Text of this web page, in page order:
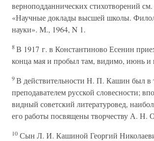
верноподданнических стихотворений
«Научные доклады высшей школы.
науки». М., 1964, N 1.
8В 1917 г. в Константиново Есенин
конца мая и пробыл там, видимо, июнь и
9В действительности Н. П. Кашин был в
преподавателем русской словесности;
видный советский литературовед,
его работы посвящены творчеству А. Н.
10 Сын Л. И. Кашиной Георгий